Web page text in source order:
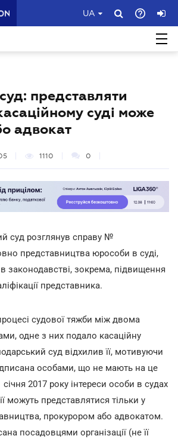
UA
представляти
суді може
адвокат
1110 0
суд розглянув справу №
представництва юрособи в суді,
законодавстві, зокрема, підвищення
представника.
судової тяжби між двома
одне з них подало касаційну
суд відхилив її, мотивуючи
особами, що не мають на це
2017 року інтереси особи в судах
можуть представлятися тільки у
прокурором або адвокатом.
посадовцями організації (не її